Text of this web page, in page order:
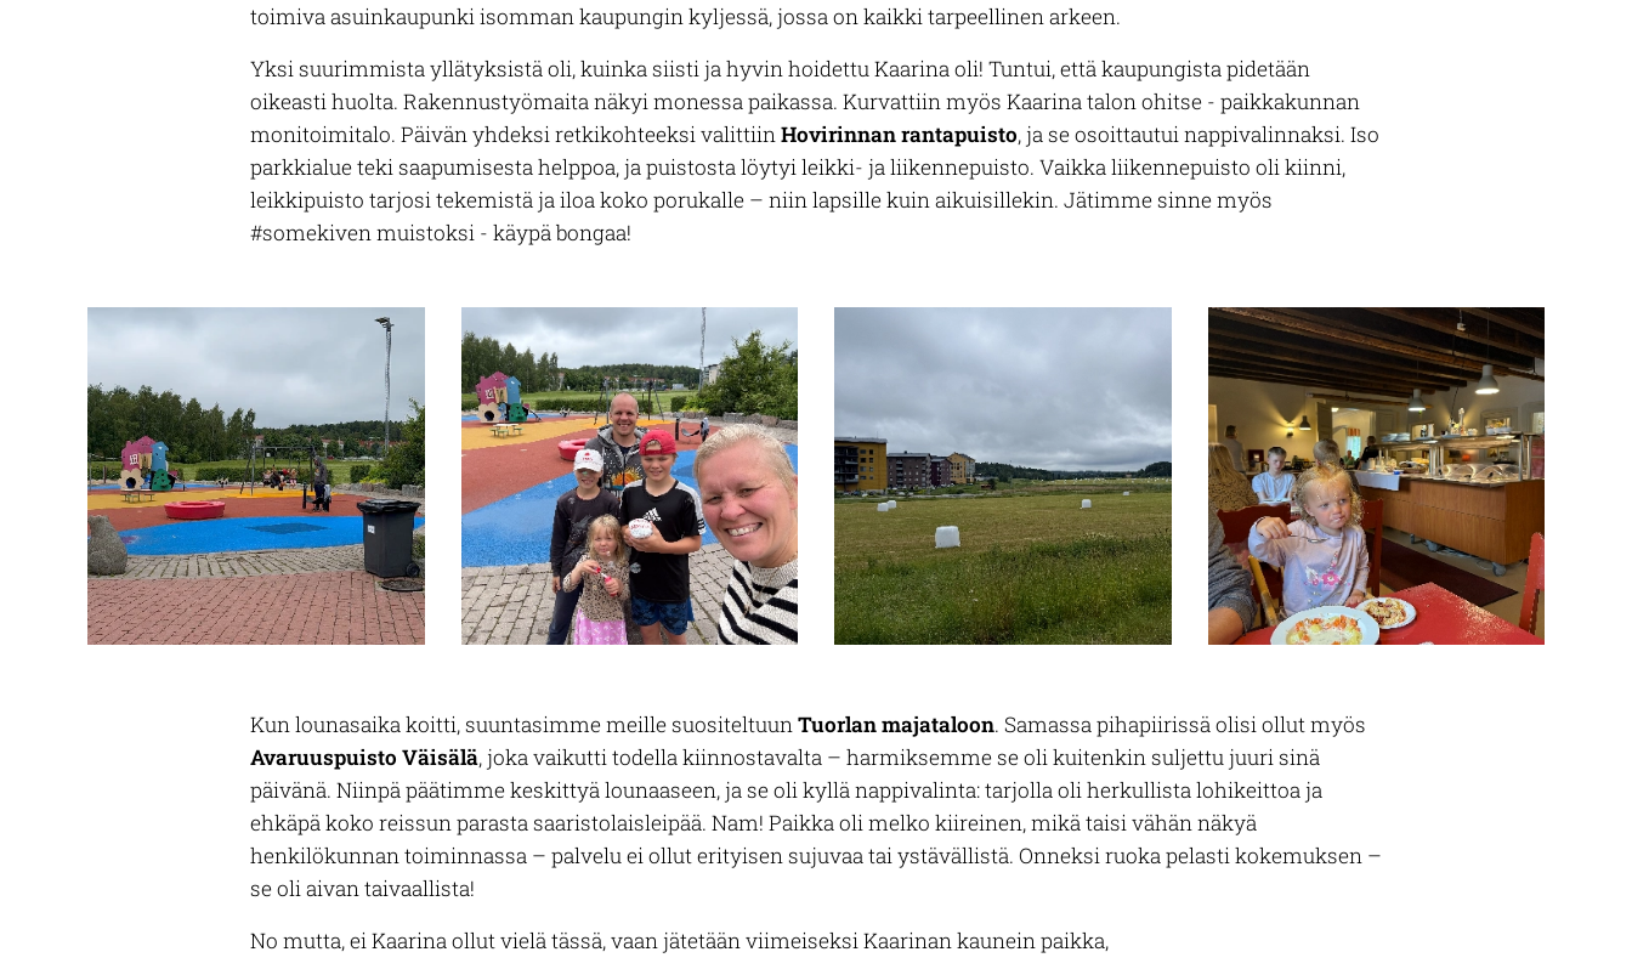
toimiva asuinkaupunki isomman kaupungin kyljessä, jossa on kaikki tarpeellinen arkeen.
Yksi suurimmista yllätyksistä oli, kuinka siisti ja hyvin hoidettu Kaarina oli! Tuntui, että kaupungista pidetään
oikeasti huolta. Rakennustyömaita näkyi monessa paikassa. Kurvattiin myös Kaarina talon ohitse - paikkakunnan
monitoimitalo. Päivän yhdeksi retkikohteeksi valittiinHovirinnan rantapuisto, ja se osoittautui nappivalinnaksi. Iso
parkkialue teki saapumisesta helppoa, ja puistosta löytyi leikki- ja liikennepuisto. Vaikka liikennepuisto oli kiinni,
leikkipuisto tarjosi tekemistä ja iloa koko porukalle – niin lapsille kuin aikuisillekin. Jätimme sinne myös
#somekiven muistoksi - käypä bongaa!
Kun lounasaika koitti, suuntasimme meille suositeltuunTuorlan majataloon. Samassa pihapiirissä olisi ollut myös
Avaruuspuisto Väisälä, joka vaikutti todella kiinnostavalta – harmiksemme se oli kuitenkin suljettu juuri sinä
päivänä. Niinpä päätimme keskittyä lounaaseen, ja se oli kyllä nappivalinta: tarjolla oli herkullista lohikeittoa ja
ehkäpä koko reissun parasta saaristolaisleipää. Nam! Paikka oli melko kiireinen, mikä taisi vähän näkyä
henkilökunnan toiminnassa – palvelu ei ollut erityisen sujuvaa tai ystävällistä. Onneksi ruoka pelasti kokemuksen –
se oli aivan taivaallista!
No mutta, ei Kaarina ollut vielä tässä, vaan jätetään viimeiseksi Kaarinan kaunein paikka,